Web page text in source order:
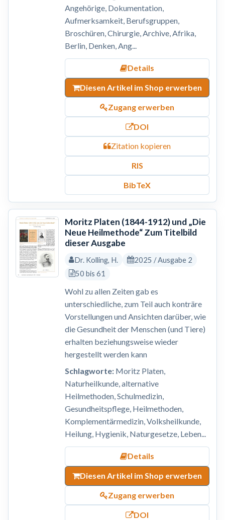
Angehörige, Dokumentation,
Aufmerksamkeit, Berufsgruppen,
Broschüren, Chirurgie, Archive, Afrika,
Berlin, Denken, Ang...
Details
Diesen Artikel im Shop erwerben
Zugang erwerben
DOI
Zitation kopieren
RIS
BibTeX
Moritz Platen (1844-1912) und „Die
Neue Heilmethode“ Zum Titelbild
dieser Ausgabe
Dr. Kolling, H.
2025 / Ausgabe 2
50 bis 61
Wohl zu allen Zeiten gab es
unterschiedliche, zum Teil auch konträre
Vorstellungen und Ansichten darüber, wie
die Gesundheit der Menschen (und Tiere)
erhalten beziehungsweise wieder
hergestellt werden kann
Schlagworte:Moritz Platen,
Naturheilkunde, alternative
Heilmethoden, Schulmedizin,
Gesundheitspflege, Heilmethoden,
Komplementärmedizin, Volksheilkunde,
Heilung, Hygienik, Naturgesetze, Leben...
Details
Diesen Artikel im Shop erwerben
Zugang erwerben
DOI